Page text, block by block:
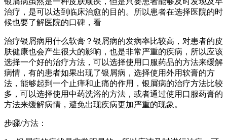
治疗，是可以达到临床治愈的目的。所以患者在选择医院的时
候也要了解医院的口碑，看
治疗银屑病用什么软膏？银屑病的发病率比较高，对患者的皮
肤健康也会产生很大的影响，也是非常严重的疾病，所以应该
选择一个好的治疗方法，可以选择使用口服药品的方法来缓解
病情，有的患者如果出现了银屑病，选择使用外用软膏的方
法，能够起到一个止痒和止痛的作用，银屑病的治疗方法比较
多，可以选择使用中药洗浴的方法，或者通过使用口服药膏的
方法来缓解病情，避免出现疾病更加严重的现象。
步骤/方法：